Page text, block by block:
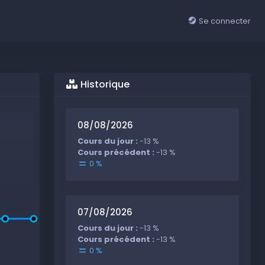
Se connecter
Historique
08/08/2026
Cours du jour :-13 %
Cours précédent :-13 %
0 %
07/08/2026
Cours du jour :-13 %
Cours précédent :-13 %
0 %